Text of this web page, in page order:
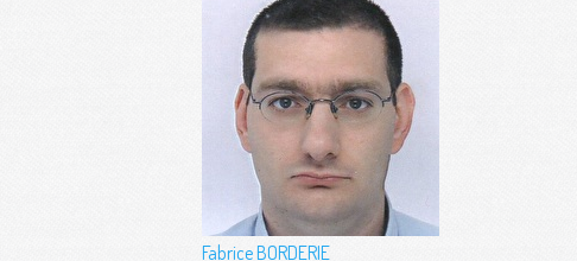
Fabrice BORDERIE